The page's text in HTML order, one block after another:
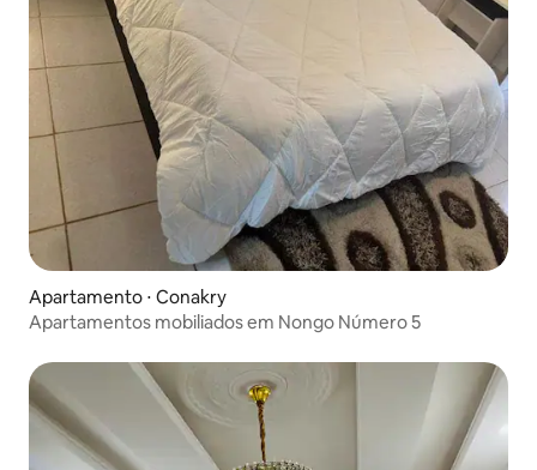
Apartamento ⋅ Conakry
Apartamentos mobiliados em Nongo Número 5